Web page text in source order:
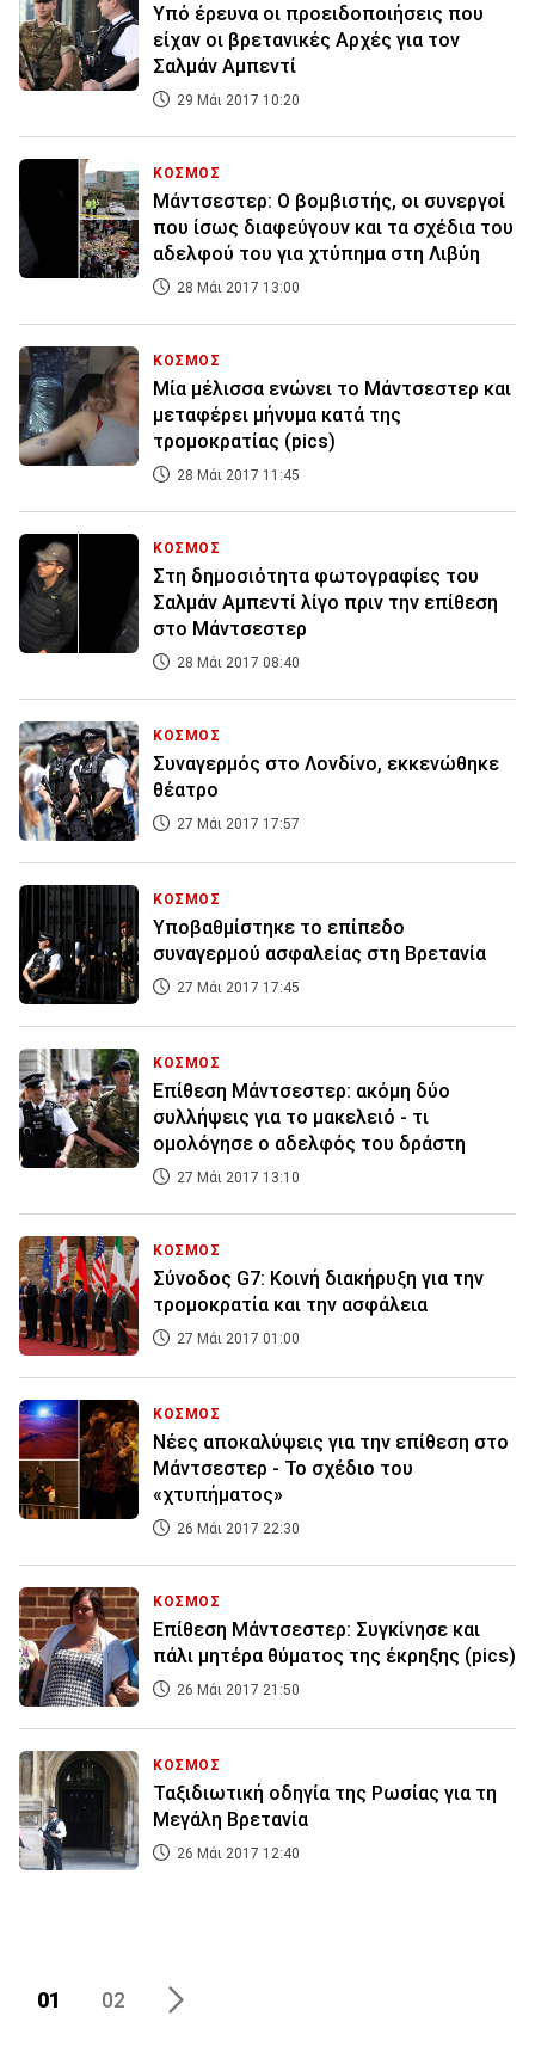
Υπό έρευνα οι προειδοποιήσεις που
είχαν οι βρετανικές Αρχές για τον
Σαλμάν Αμπεντί
29 Μάι 2017 10:20
ΚΟΣΜΟΣ
Μάντσεστερ: Ο βομβιστής, οι συνεργοί
που ίσως διαφεύγουν και τα σχέδια του
αδελφού του για χτύπημα στη Λιβύη
28 Μάι 2017 13:00
ΚΟΣΜΟΣ
Μία μέλισσα ενώνει το Μάντσεστερ και
μεταφέρει μήνυμα κατά της
τρομοκρατίας (pics)
28 Μάι 2017 11:45
ΚΟΣΜΟΣ
Στη δημοσιότητα φωτογραφίες του
Σαλμάν Αμπεντί λίγο πριν την επίθεση
στο Μάντσεστερ
28 Μάι 2017 08:40
ΚΟΣΜΟΣ
Συναγερμός στο Λονδίνο, εκκενώθηκε
θέατρο
27 Μάι 2017 17:57
ΚΟΣΜΟΣ
Υποβαθμίστηκε το επίπεδο
συναγερμού ασφαλείας στη Βρετανία
27 Μάι 2017 17:45
ΚΟΣΜΟΣ
Επίθεση Μάντσεστερ: ακόμη δύο
συλλήψεις για το μακελειό - τι
ομολόγησε ο αδελφός του δράστη
27 Μάι 2017 13:10
ΚΟΣΜΟΣ
Σύνοδος G7: Κοινή διακήρυξη για την
τρομοκρατία και την ασφάλεια
27 Μάι 2017 01:00
ΚΟΣΜΟΣ
Νέες αποκαλύψεις για την επίθεση στο
Μάντσεστερ - Το σχέδιο του
«χτυπήματος»
26 Μάι 2017 22:30
ΚΟΣΜΟΣ
Επίθεση Μάντσεστερ: Συγκίνησε και
πάλι μητέρα θύματος της έκρηξης (pics)
26 Μάι 2017 21:50
ΚΟΣΜΟΣ
Ταξιδιωτική οδηγία της Ρωσίας για τη
Μεγάλη Βρετανία
26 Μάι 2017 12:40
01 02